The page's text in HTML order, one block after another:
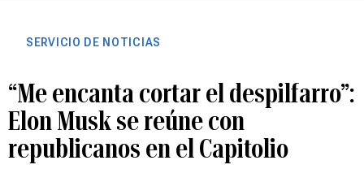
SERVICIO DE NOTICIAS
“Me encanta cortar el despilfarro”:
Elon Musk se reúne con
republicanos en el Capitolio